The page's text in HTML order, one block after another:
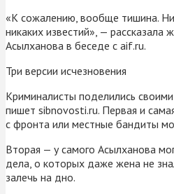
«К сожалению, вообще тишина.
никаких известий», — рассказала
Асылханова в беседе с aif.ru.
Три версии исчезновения
Криминалисты поделились
пишет sibnovosti.ru. Первая и
с фронта или местные бандиты
Вторая — у самого Асылханова
дела, о которых даже жена не
залечь на дно.